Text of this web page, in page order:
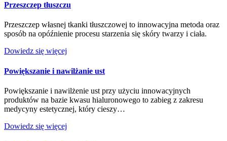
Przeszczep tłuszczu
Przeszczep własnej tkanki tłuszczowej to innowacyjna metoda oraz
sposób na opóźnienie procesu starzenia się skóry twarzy i ciała.
Dowiedz się więcej
Powiększanie i nawilżanie ust
Powiększanie i nawilżenie ust przy użyciu innowacyjnych
produktów na bazie kwasu hialuronowego to zabieg z zakresu
medycyny estetycznej, który cieszy…
Dowiedz się więcej